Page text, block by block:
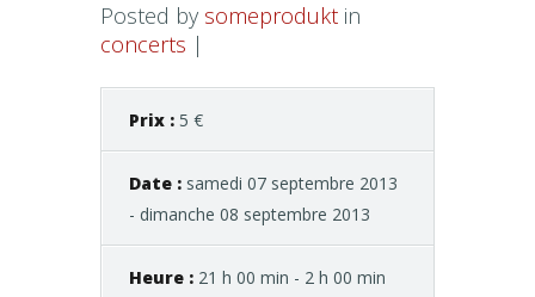
Posted by someprodukt in
concerts |
Prix : 5 €
Date : samedi 07 septembre 2013
- dimanche 08 septembre 2013
Heure : 21 h 00 min - 2 h 00 min